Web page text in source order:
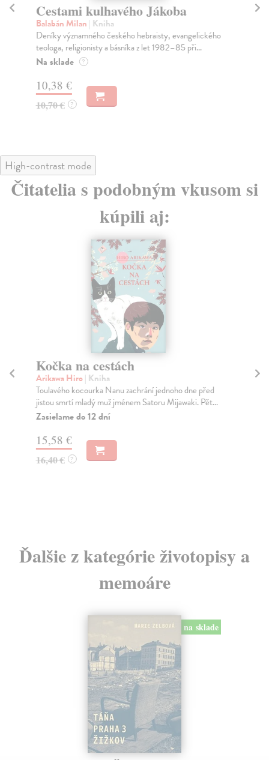
Cestami kulhavého Jákoba
Balabán Milan | Kniha
Deníky významného českého hebraisty, evangelického
teologa, religionisty a básníka z let 1982–85 při...
Na sklade ?
10,38 €
10,70 € ?
High-contrast mode
Čitatelia s podobným vkusom si
kúpili aj:
Kočka na cestách
Arikawa Hiro| Kniha
Toulavého kocourka Nanu zachrání jednoho dne před
jistou smrtí mladý muž jménem Satoru Mijawaki. Pět...
Zasielame do 12 dní
15,58 €
16,40 € ?
Ďalšie z kategórie životopisy a
memoáre
na sklade